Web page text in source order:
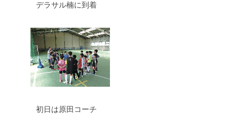
デラサル楠に到着
初日は原田コーチ